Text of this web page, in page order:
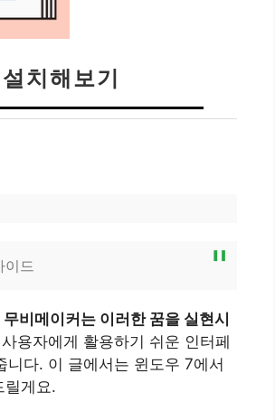
치해보기
이드
비메이커는 이러한 꿈을 실현시
용자에게 활용하기 쉬운 인터페
다. 이 글에서는 윈도우 7에서
릴게요.